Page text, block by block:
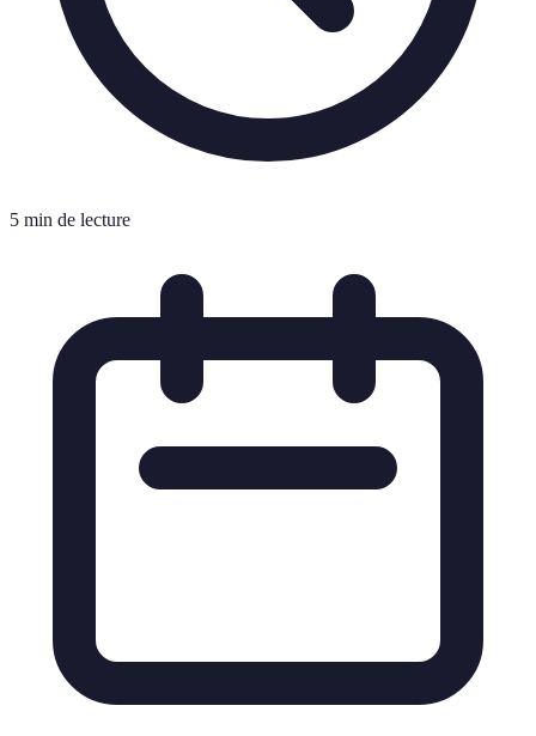
5 min de lecture